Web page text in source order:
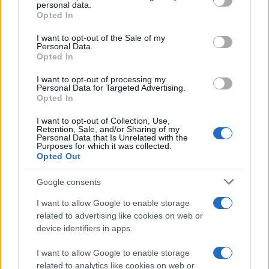
grant or deny consent to Google and its third-party tags to
use your data for below specified purposes in below Google
consent section.
personal data.
Opted In
I want to opt-out of the Sale of my
Personal Data.
Opted In
I want to opt-out of processing my
Personal Data for Targeted Advertising.
Opted In
I want to opt-out of Collection, Use,
Retention, Sale, and/or Sharing of my
Personal Data that Is Unrelated with the
Purposes for which it was collected.
Opted Out
Google consents
I want to allow Google to enable storage
related to advertising like cookies on web or
device identifiers in apps.
I want to allow Google to enable storage
related to analytics like cookies on web or
η φωνή τους όταν κάνουν εγγραφή σε θορυβώδεις
αρκετό χαμηλό χρόνο καθυστέρησης (90ms).
Huawei FreeBuds 4προσφέρουν αυτονομία έως 4